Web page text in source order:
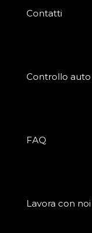
Contatti
Controllo auto
FAQ
Lavora con noi